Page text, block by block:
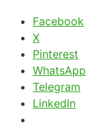
Facebook
X
Pinterest
WhatsApp
Telegram
LinkedIn